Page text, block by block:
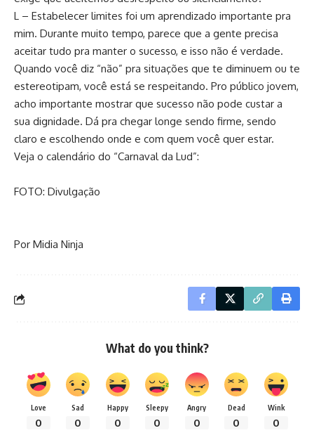
L – Estabelecer limites foi um aprendizado importante pra
mim. Durante muito tempo, parece que a gente precisa
aceitar tudo pra manter o sucesso, e isso não é verdade.
Quando você diz “não” pra situações que te diminuem ou te
estereotipam, você está se respeitando. Pro público jovem,
acho importante mostrar que sucesso não pode custar a
sua dignidade. Dá pra chegar longe sendo firme, sendo
claro e escolhendo onde e com quem você quer estar.
Veja o calendário do “Carnaval da Lud”:
FOTO: Divulgação
Por Midia Ninja
What do you think?
Love
0
Sad
0
Happy
0
Sleepy
0
Angry
0
Dead
0
Wink
0